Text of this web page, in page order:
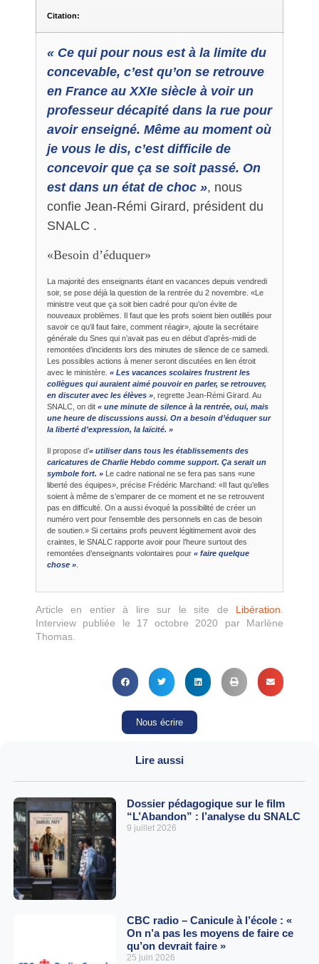
Citation:
« Ce qui pour nous est à la limite du
concevable, c’est qu’on se retrouve
en France au XXIe siècle à voir un
professeur décapité dans la rue pour
avoir enseigné. Même au moment où
je vous le dis, c’est difficile de
concevoir que ça se soit passé. On
est dans un état de choc », nous
confie Jean-Rémi Girard, président du
SNALC .
«Besoin d’éduquer»
La majorité des enseignants étant en vacances depuis vendredi
soir, se pose déjà la question de la rentrée du 2 novembre. «Le
ministre veut que ça soit bien cadré pour qu’on évite de
nouveaux problèmes. Il faut que les profs soient bien outillés pour
savoir ce qu’il faut faire, comment réagir», ajoute la secrétaire
générale du Snes qui n’avait pas eu en début d’après-midi de
remontées d’incidents lors des minutes de silence de ce samedi.
Les possibles actions à mener seront discutées en lien étroit
avec le ministère. « Les vacances scolaires frustrent les
collègues qui auraient aimé pouvoir en parler, se retrouver,
en discuter avec les élèves » , regrette Jean-Rémi Girard. Au
SNALC, on dit « une minute de silence à la rentrée, oui, mais
une heure de discussions aussi. On a besoin d’éduquer sur
la liberté d’expression, la laïcité. »
Il propose d’« utiliser dans tous les établissements des
caricatures de Charlie Hebdo comme support. Ça serait un
symbole fort. » Le cadre national ne se fera pas sans «une
liberté des équipes», précise Frédéric Marchand: «Il faut qu’elles
soient à même de s’emparer de ce moment et ne se retrouvent
pas en difficulté. On a aussi évoqué la possibilité de créer un
numéro vert pour l’ensemble des personnels en cas de besoin
de soutien.» Si certains profs peuvent légitimement avoir des
craintes, le SNALC rapporte avoir pour l’heure surtout des
remontées d’enseignants volontaires pour « faire quelque
chose »
Article en entier à lire sur le site de Libération
Interview publiée le 17 octobre 2020 par Marlène
Thomas.
Nous écrire
Lire aussi
Dossier pédagogique sur le film
“L’Abandon” : l’analyse du SNALC
9 juillet 2026
CBC radio – Canicule à l’école : «
On n’a pas les moyens de faire ce
qu’on devrait faire »
25 juin 2026